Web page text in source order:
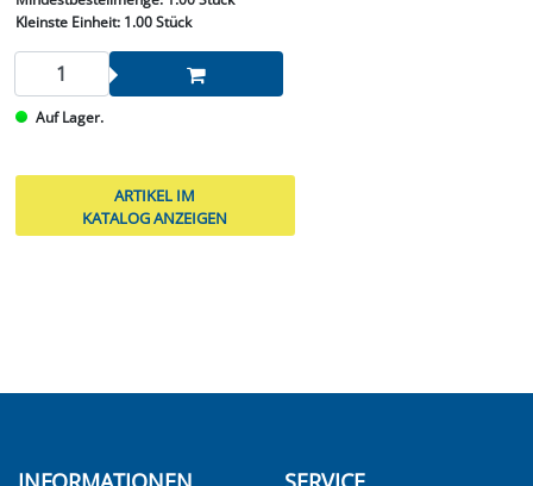
Kleinste Einheit:1.00 Stück
Auf Lager.
ARTIKEL IM
KATALOG ANZEIGEN